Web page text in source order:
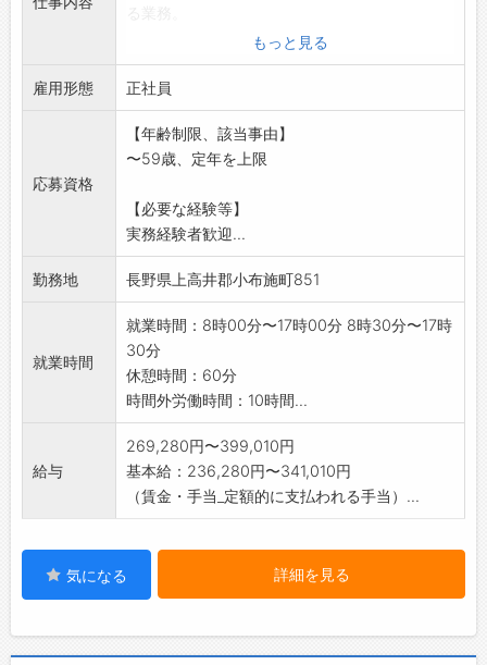
・その他、薬剤に関する業務全般。
※実務経験者歓迎
※病院見学・相談等、随時行っています。
ご連絡いただいたうえで調整いたします。
【変更範囲:医療法人の定める業務】
もっと見る
雇用形態 正社員
応募資格
【年齢制限、該当事由】
〜59歳、定年を上限
【必要な経験等】
実務経験者歓迎...
勤務地 長野県上高井郡小布施町851
就業時間
就業時間：8時00分〜17時00分 8時30分〜17時
30分
休憩時間：60分
時間外労働時間：10時間...
給与
269,280円〜399,010円
基本給：236,280円〜341,010円
（賃金・手当_定額的に支払われる手当）...
気になる 詳細を見る